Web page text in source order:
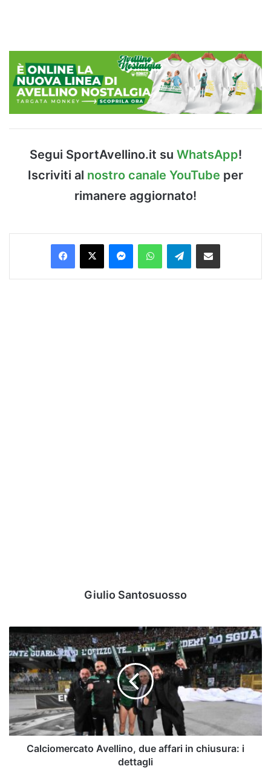
Segui SportAvellino.it su WhatsApp!
Iscriviti al nostro canale YouTube per
rimanere aggiornato!
Facebook
X MessengerWhatsAppTelegramCondividi via Email
Giulio Santosuosso
Calciomercato
Avellino,
due
affari
in
chiusura:
dettagli
Calciomercato Avellino, due affari in chiusura: i
dettagli